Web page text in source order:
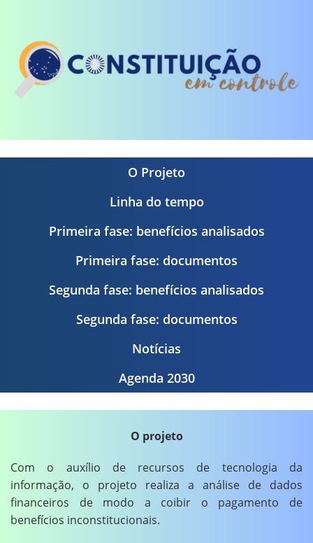
O Projeto
Linha do tempo
Primeira fase: benefícios analisados
Primeira fase: documentos
Segunda fase: benefícios analisados
Segunda fase: documentos
Notícias
Agenda 2030
O projeto
Com o auxílio de recursos de tecnologia da
informação, o projeto realiza a análise de dados
financeiros de modo a coibir o pagamento de
benefícios inconstitucionais.